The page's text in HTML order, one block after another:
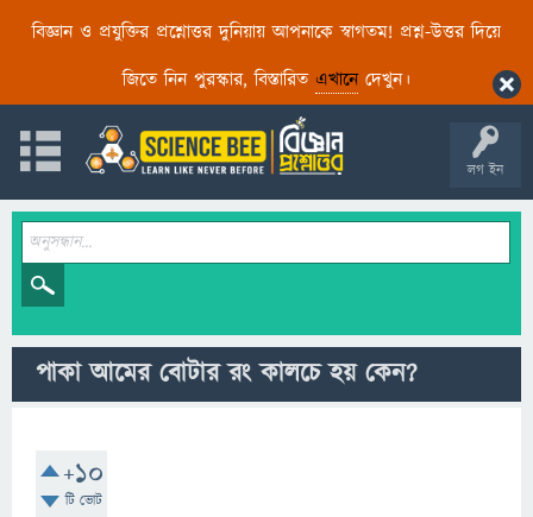
বিজ্ঞান ও প্রযুক্তির প্রশ্নোত্তর দুনিয়ায় আপনাকে স্বাগতম! প্রশ্ন-উত্তর দিয়ে
জিতে নিন পুরস্কার, বিস্তারিত এখানেদেখুন।
লগ ইন
পাকা আমের বোটার রং কালচে হয় কেন?
+10
টি ভোট